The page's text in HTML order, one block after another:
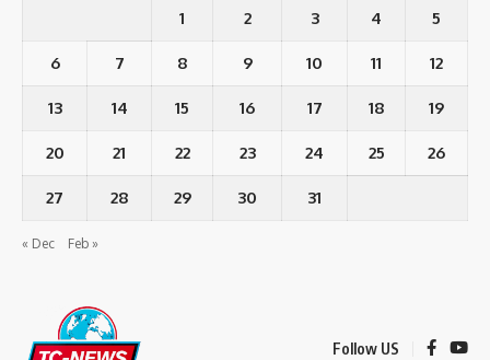
1 2 3 4 5
6 7 8 9 10 11 12
13 14 15 16 17 18 19
20 21 22 23 24 25 26
27 28 29 30 31
« Dec Feb »
Follow US